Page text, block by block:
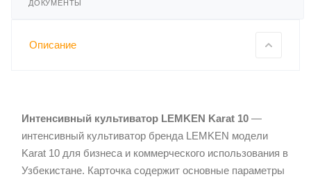
ДОКУМЕНТЫ
Описание
Интенсивный культиватор LEMKEN Karat 10 —
интенсивный культиватор бренда LEMKEN модели
Karat 10 для бизнеса и коммерческого использования в
Узбекистане. Карточка содержит основные параметры